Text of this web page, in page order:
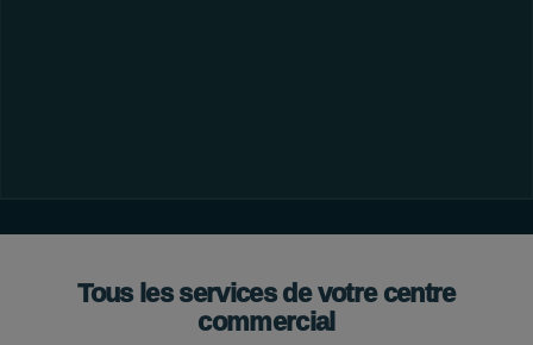
Tous les services de votre centre
commercial